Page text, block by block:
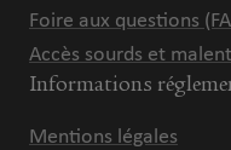
Foire aux questions
Accès sourds et
Informations
Mentions légales